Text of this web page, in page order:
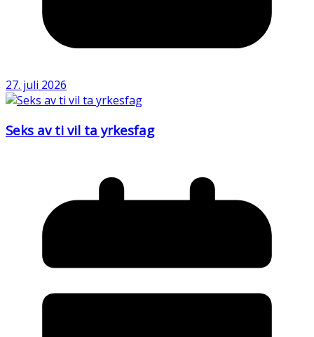
27. juli 2026
Seks av ti vil ta yrkesfag